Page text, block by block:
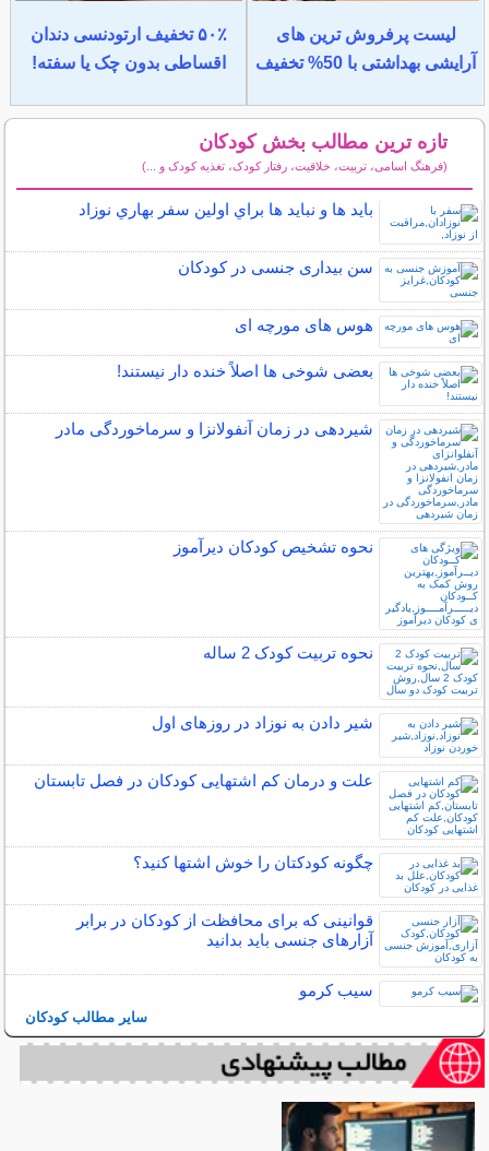
لیست پرفروش ترین های
آرایشی بهداشتی با 50% تخفیف
۵۰٪ تخفیف ارتودنسی دندان
اقساطی بدون چک یا سفته!
تازه ترین مطالب بخش کودکان
(فرهنگ اسامی، تربیت، خلاقیت، رفتار کودک، تغذیه کودک و ...)
بايد ها و نبايد ها براي اولين سفر بهاري نوزاد
سن بیداری جنسی در کودکان
هوس های مورچه ای
بعضی شوخی ها اصلاً خنده دار نیستند!
شیردهی در زمان آنفولانزا و سرماخوردگی مادر
نحوه تشخیص کودکان دیرآموز
نحوه تربیت کودک 2 ساله
شیر دادن به نوزاد در روزهای اول
علت و درمان کم اشتهایی کودکان در فصل تابستان
چگونه کودکتان را خوش اشتها کنید؟
قوانینی که برای محافظت از کودکان در برابر
آزارهای جنسی باید بدانید
سیب کرمو
سایر مطالب کودکان